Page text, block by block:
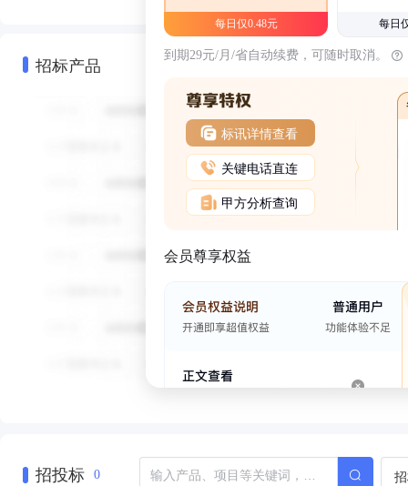
招标产品
每日仅0.48元 每日
到期29元/月/省自动续费，可随时取消。
标讯详情查看
关键电话直连
甲方分析查询
会员尊享权益
招投标 0